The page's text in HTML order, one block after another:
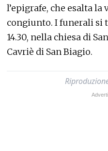
l’epigrafe, che esalta
congiunto. I funerali si
14.30, nella chiesa di
Cavriè di San Biagio.